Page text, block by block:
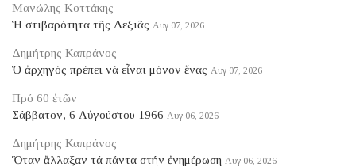
Μανώλης Κοττάκης
Ἡ στιβαρότητα τῆς Δεξιᾶς Αυγ 07, 2026
Δημήτρης Καπράνος
Ὁ ἀρχηγός πρέπει νά εἶναι μόνον ἕνας Αυγ 07, 2026
Πρό 60 ἐτῶν
Σάββατον, 6 Αὐγούστου 1966 Αυγ 06, 2026
Δημήτρης Καπράνος
Ὅταν ἄλλαξαν τά πάντα στήν ἐνημέρωση Αυγ 06, 2026